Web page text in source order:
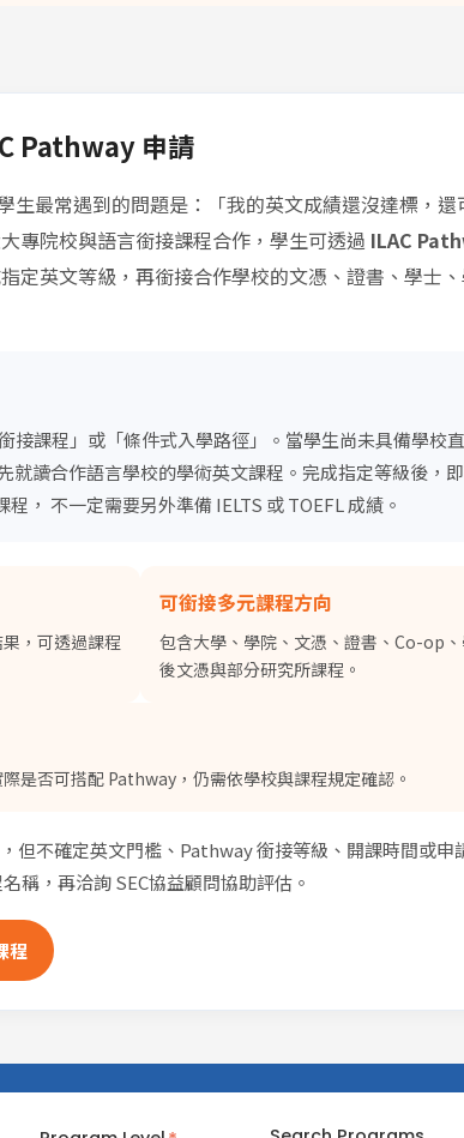
Pathway 申請
生最常遇到的問題是：「我的英文成績還沒達標，還
專院校與語言銜接課程合作，學生可透過 ILAC
指定英文等級，再銜接合作學校的文憑、證書、學士
接課程」或「條件式入學路徑」。當學生尚未具備學校
就讀合作語言學校的學術英文課程。完成指定等級後，
， 不一定需要另外準備 IELTS 或 TOEFL 成績。
，可透過課程
可銜接多元課程方向
包含大學、學院、文憑、證書、Co-op
後文憑與部分研究所課程。
是否可搭配 Pathway，仍需依學校與課程規定確認。
但不確定英文門檻、Pathway 銜接等級、開課時間或申
稱，再洽詢 SEC協益顧問協助評估。
程